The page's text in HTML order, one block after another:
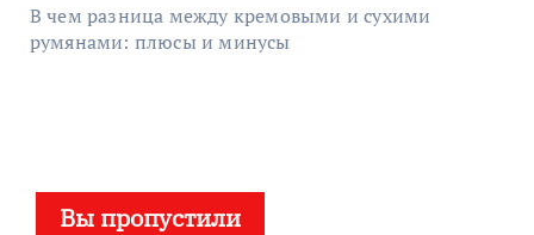
В чем разница между кремовыми и сухими
румянами: плюсы и минусы
Вы пропустили